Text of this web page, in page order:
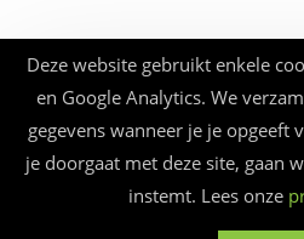
Deze website gebruikt enkele
en Google Analytics. We
gegevens wanneer je je opgeeft
je doorgaat met deze site, gaan
instemt. Lees onze